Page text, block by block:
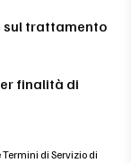
trattamento
finalità di
Termini di Servizio di